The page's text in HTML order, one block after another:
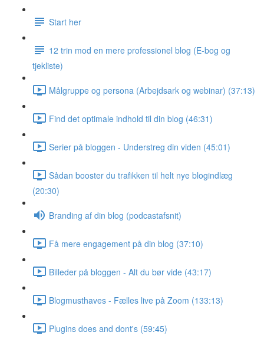
Start her
12 trin mod en mere professionel blog (E-bog og
tjekliste)
Målgruppe og persona (Arbejdsark og webinar) (37:13)
Find det optimale indhold til din blog (46:31)
Serier på bloggen - Understreg din viden (45:01)
Sådan booster du trafikken til helt nye blogindlæg
(20:30)
Branding af din blog (podcastafsnit)
Få mere engagement på din blog (37:10)
Billeder på bloggen - Alt du bør vide (43:17)
Blogmusthaves - Fælles live på Zoom (133:13)
Plugins does and dont's (59:45)